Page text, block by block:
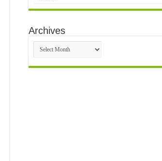
Archives
Archives